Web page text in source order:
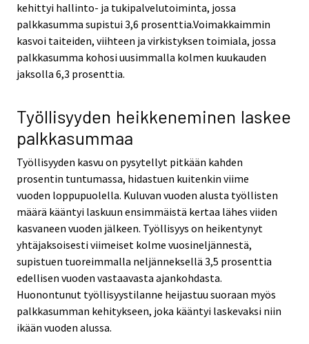
kehittyi hallinto- ja tukipalvelutoiminta, jossa
palkkasumma supistui 3,6 prosenttia.Voimakkaimmin
kasvoi taiteiden, viihteen ja virkistyksen toimiala, jossa
palkkasumma kohosi uusimmalla kolmen kuukauden
jaksolla 6,3 prosenttia.
Työllisyyden heikkeneminen laskee
palkkasummaa
Työllisyyden kasvu on pysytellyt pitkään kahden
prosentin tuntumassa, hidastuen kuitenkin viime
vuoden loppupuolella. Kuluvan vuoden alusta työllisten
määrä kääntyi laskuun ensimmäistä kertaa lähes viiden
kasvaneen vuoden jälkeen. Työllisyys on heikentynyt
yhtäjaksoisesti viimeiset kolme vuosineljännestä,
supistuen tuoreimmalla neljänneksellä 3,5 prosenttia
edellisen vuoden vastaavasta ajankohdasta.
Huonontunut työllisyystilanne heijastuu suoraan myös
palkkasumman kehitykseen, joka kääntyi laskevaksi niin
ikään vuoden alussa.